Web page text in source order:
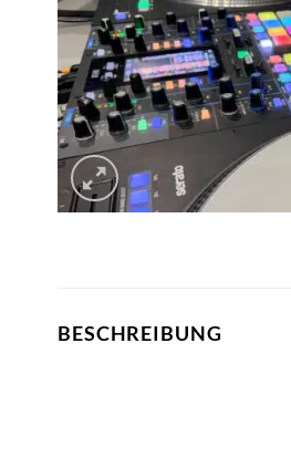
BESCHREIBUNG